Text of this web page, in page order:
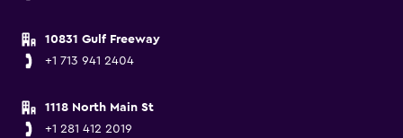
10831 Gulf Freeway
+1 713 941 2404
1118 North Main St
+1 281 412 2019